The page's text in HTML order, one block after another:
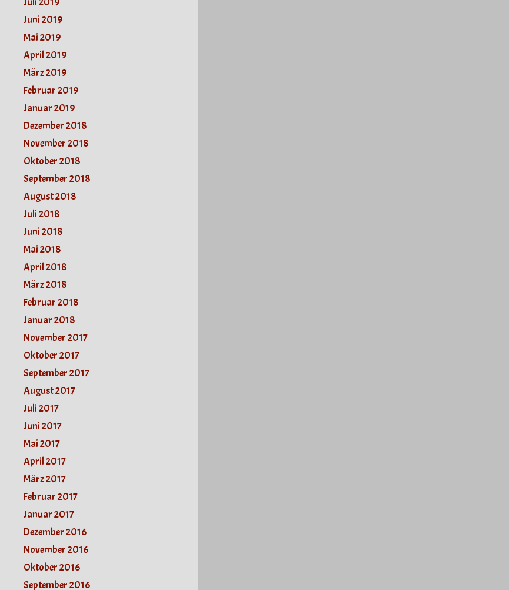
Juni 2019
Mai 2019
April 2019
März 2019
Februar 2019
Januar 2019
Dezember 2018
November 2018
Oktober 2018
September 2018
August 2018
Juli 2018
Juni 2018
Mai 2018
April 2018
März 2018
Februar 2018
Januar 2018
November 2017
Oktober 2017
September 2017
August 2017
Juli 2017
Juni 2017
Mai 2017
April 2017
März 2017
Februar 2017
Januar 2017
Dezember 2016
November 2016
Oktober 2016
September 2016